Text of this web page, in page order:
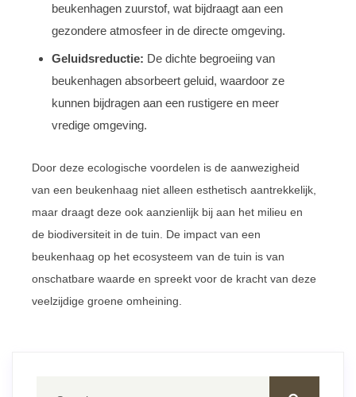
beukenhagen zuurstof, wat bijdraagt aan een
gezondere atmosfeer in de directe omgeving.
Geluidsreductie: De dichte begroeiing van
beukenhagen absorbeert geluid, waardoor ze
kunnen bijdragen aan een rustigere en meer
vredige omgeving.
Door deze ecologische voordelen is de aanwezigheid
van een beukenhaag niet alleen esthetisch aantrekkelijk,
maar draagt deze ook aanzienlijk bij aan het milieu en
de biodiversiteit in de tuin. De impact van een
beukenhaag op het ecosysteem van de tuin is van
onschatbare waarde en spreekt voor de kracht van deze
veelzijdige groene omheining.